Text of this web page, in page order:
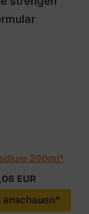
200ml*
EUR